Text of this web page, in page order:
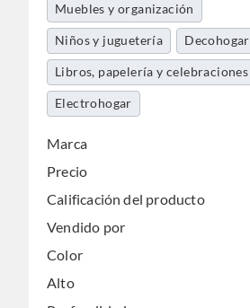
Muebles y organización
Niños y juguetería Decohogar
Libros, papelería y celebraciones
Electrohogar
Marca
Precio
Calificación del producto
Vendido por
Color
Alto